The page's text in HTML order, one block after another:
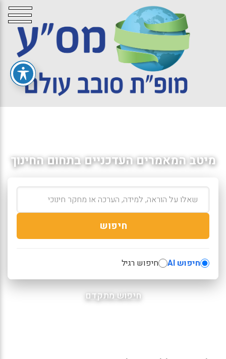
מיטב המאמרים העדכניים בתחום החינוך
חיפוש
חיפוש AI חיפוש רגיל
חיפוש מתקדם